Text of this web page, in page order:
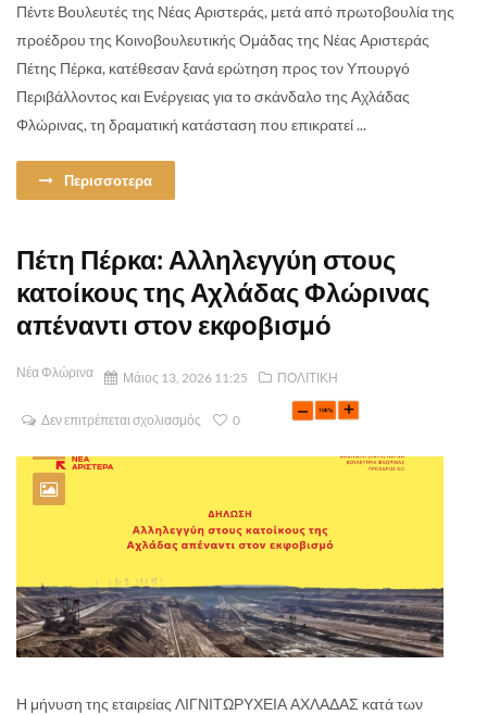
Πέντε Βουλευτές της Νέας Αριστεράς, μετά από πρωτοβουλία της
προέδρου της Κοινοβουλευτικής Ομάδας της Νέας Αριστεράς
Πέτης Πέρκα, κατέθεσαν ξανά ερώτηση προς τον Υπουργό
Περιβάλλοντος και Ενέργειας για το σκάνδαλο της Αχλάδας
Φλώρινας, τη δραματική κατάσταση που επικρατεί ...
Περισσοτερα
Πέτη Πέρκα: Αλληλεγγύη στους
κατοίκους της Αχλάδας Φλώρινας
απέναντι στον εκφοβισμό
Νέα Φλώρινα Μάιος 13, 2026 11:25 ΠΟΛΙΤΙΚΗ
Δεν επιτρέπεται σχολιασμός 0
Η μήνυση της εταιρείας ΛΙΓΝΙΤΩΡΥΧΕΙΑ ΑΧΛΑΔΑΣ κατά των